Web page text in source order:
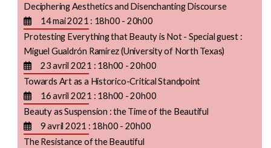
Deciphering Aesthetics and Disenchanting Discourse
14 mai 2021 : 18h00 - 20h00
Protesting Everything that Beauty is Not - Special guest :
Miguel Gualdrón Ramírez (University of North Texas)
23 avril 2021 : 18h00 - 20h00
Towards Art as a Historico-Critical Standpoint
16 avril 2021 : 18h00 - 20h00
Beauty as Suspension : the Time of the Beautiful
9 avril 2021 : 18h00 - 20h00
The Resistance of the Beautiful